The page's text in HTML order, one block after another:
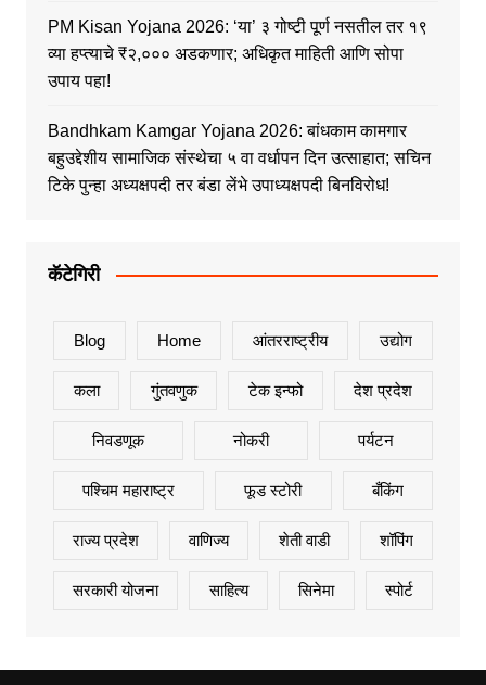
PM Kisan Yojana 2026: ‘या’ ३ गोष्टी पूर्ण नसतील तर १९
व्या हप्त्याचे ₹२,००० अडकणार; अधिकृत माहिती आणि सोपा
उपाय पहा!
Bandhkam Kamgar Yojana 2026: बांधकाम कामगार
बहुउद्देशीय सामाजिक संस्थेचा ५ वा वर्धापन दिन उत्साहात; सचिन
टिके पुन्हा अध्यक्षपदी तर बंडा लेंभे उपाध्यक्षपदी बिनविरोध!
कॅटेगिरी
Blog Home आंतरराष्ट्रीय उद्योग
कला गुंतवणुक टेक इन्फो देश प्रदेश
निवडणूक नोकरी पर्यटन
पश्चिम महाराष्ट्र फूड स्टोरी बँकिंग
राज्य प्रदेश वाणिज्य शेती वाडी शॉपिंग
सरकारी योजना साहित्य सिनेमा स्पोर्ट